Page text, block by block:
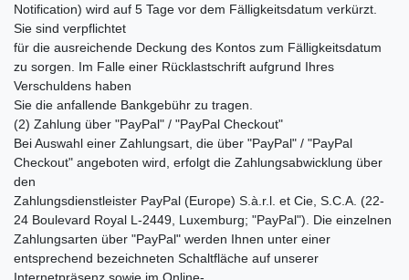
Notification) wird auf 5 Tage vor dem Fälligkeitsdatum verkürzt.
Sie sind verpflichtet
für die ausreichende Deckung des Kontos zum Fälligkeitsdatum
zu sorgen. Im Falle einer Rücklastschrift aufgrund Ihres
Verschuldens haben
Sie die anfallende Bankgebühr zu tragen.
(2) Zahlung über "PayPal" / "PayPal Checkout"
Bei Auswahl einer Zahlungsart, die über "PayPal" / "PayPal
Checkout" angeboten wird, erfolgt die Zahlungsabwicklung über
den
Zahlungsdienstleister PayPal (Europe) S.à.r.l. et Cie, S.C.A. (22-
24 Boulevard Royal L-2449, Luxemburg; "PayPal"). Die einzelnen
Zahlungsarten über "PayPal" werden Ihnen unter einer
entsprechend bezeichneten Schaltfläche auf unserer